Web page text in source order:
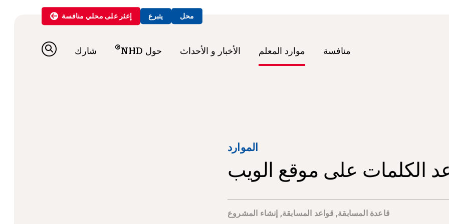
محل يتبرع إعثر على محلي منافسة
منافسة موارد المعلم الأخبار و الأحداث حول NHD ® شارك
الموارد
الكلمات على موقع الويب
قاعدة المسابقة, قواعد المسابقة, إنشاء المشروع